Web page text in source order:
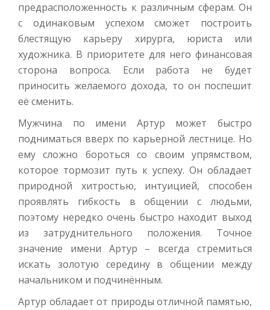
предрасположенность к различным сферам. Он
с одинаковым успехом сможет построить
блестящую карьеру хирурга, юриста или
художника. В приоритете для него финансовая
сторона вопроса. Если работа не будет
приносить желаемого дохода, то он поспешит
её сменить.
Мужчина по имени Артур может быстро
подниматься вверх по карьерной лестнице. Но
ему сложно бороться со своим упрямством,
которое тормозит путь к успеху. Он обладает
природной хитростью, интуицией, способен
проявлять гибкость в общении с людьми,
поэтому нередко очень быстро находит выход
из затруднительного положения. Точное
значение имени Артур – всегда стремиться
искать золотую середину в общении между
начальником и подчинённым.
Артур обладает от природы отличной памятью,